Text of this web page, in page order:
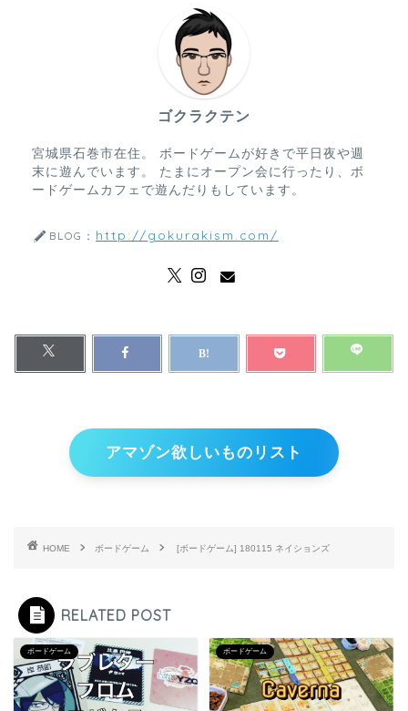
ゴクラクテン
宮城県石巻市在住。 ボードゲームが好きで平日夜や週
末に遊んでいます。 たまにオープン会に行ったり、ボ
ードゲームカフェで遊んだりもしています。
BLOG： http://gokurakism.com/
アマゾン欲しいものリスト
HOME ボードゲーム [ボードゲーム] 180115 ネイションズ
RELATED POST
ボードゲーム ボードゲーム